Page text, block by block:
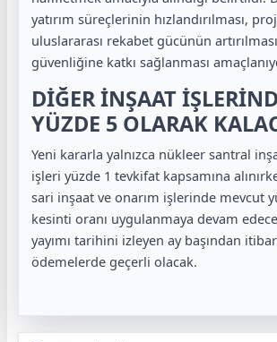
yatırım süreçlerinin hızlandırılması,
uluslararası rekabet gücünün
güvenliğine katkı sağlanması
DİĞER İNŞAAT
YÜZDE 5 OLARAK
Yeni kararla yalnızca nükleer santral
işleri yüzde 1 tevkifat kapsamına
sari inşaat ve onarım işlerinde mevcut
kesinti oranı uygulanmaya devam
yayımı tarihini izleyen ay başından
ödemelerde geçerli olacak.